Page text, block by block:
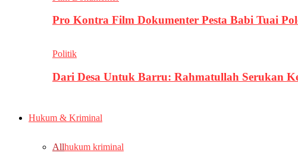
Pro Kontra Film Dokumenter Pesta Babi Tuai
Politik
Dari Desa Untuk Barru: Rahmatullah Serukan
Hukum & Kriminal
Allhukum kriminal